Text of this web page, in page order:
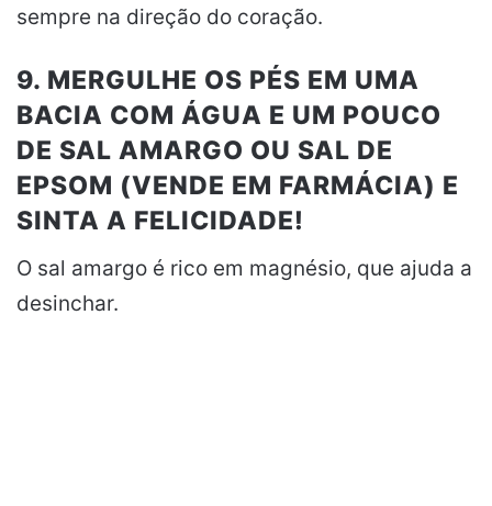
sempre na direção do coração.
9. MERGULHE OS PÉS EM UMA
BACIA COM ÁGUA E UM POUCO
DE SAL AMARGO OU SAL DE
EPSOM (VENDE EM FARMÁCIA) E
SINTA A FELICIDADE!
O sal amargo é rico em magnésio, que ajuda a
desinchar.